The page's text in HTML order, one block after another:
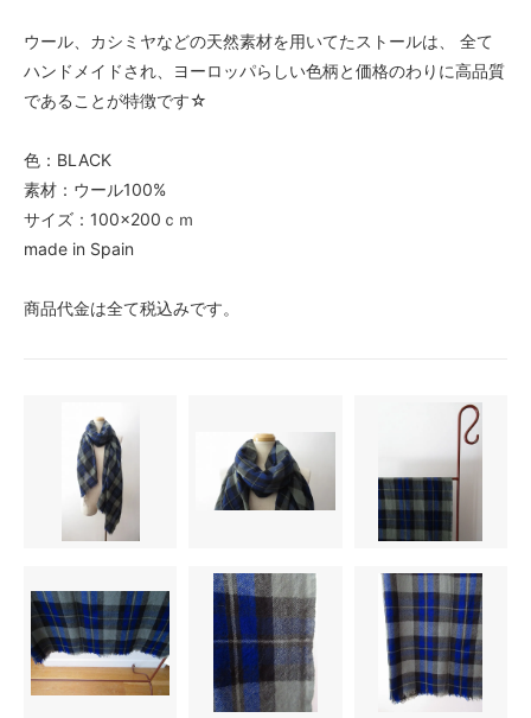
ウール、カシミヤなどの天然素材を用いてたストールは、 全て
ハンドメイドされ、ヨーロッパらしい色柄と価格のわりに高品質
であることが特徴です☆
色：BLACK
素材：ウール100%
サイズ：100×200ｃｍ
made in Spain
商品代金は全て税込みです。